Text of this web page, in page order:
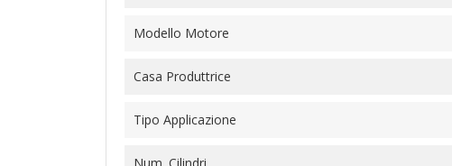
Modello Motore
Casa Produttrice
Tipo Applicazione